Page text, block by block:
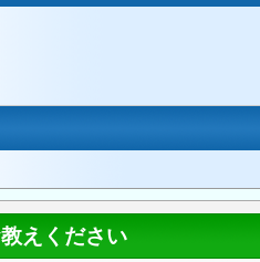
えください